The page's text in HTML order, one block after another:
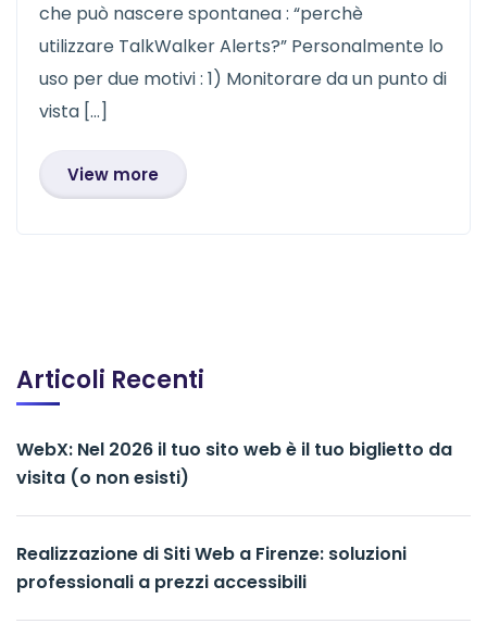
che può nascere spontanea : “perchè
utilizzare TalkWalker Alerts?” Personalmente lo
uso per due motivi : 1) Monitorare da un punto di
vista […]
View more
Articoli Recenti
WebX: Nel 2026 il tuo sito web è il tuo biglietto da
visita (o non esisti)
Realizzazione di Siti Web a Firenze: soluzioni
professionali a prezzi accessibili